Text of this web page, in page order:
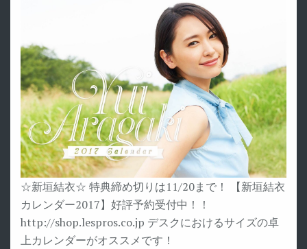
☆新垣結衣☆ 特典締め切りは11/20まで！ 【新垣結衣
カレンダー2017】好評予約受付中！！
http://shop.lespros.co.jp デスクにおけるサイズの卓
上カレンダーがオススメです！